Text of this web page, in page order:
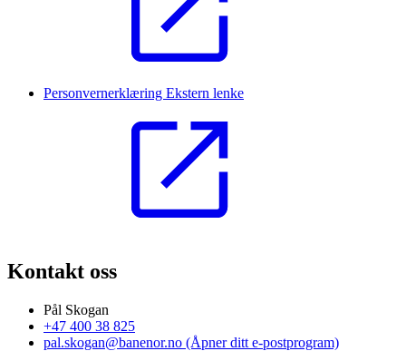
Personvernerklæring Ekstern lenke
Kontakt oss
Pål Skogan
+47 400 38 825
pal.skogan@banenor.no (Åpner ditt e-postprogram)